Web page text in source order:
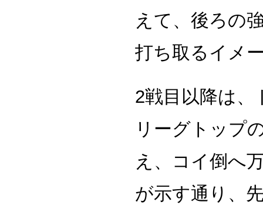
えて、後ろの
打ち取るイメ
2戦目以降は、
リーグトップ
え、コイ倒へ
が示す通り、